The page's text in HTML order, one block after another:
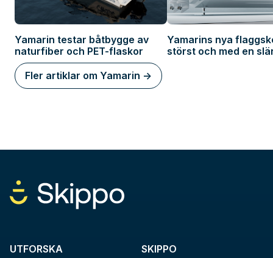
Yamarin testar båtbygge av
naturfiber och PET-flaskor
Yamarins nya
störst och med en
Fler artiklar om Yamarin ->
UTFORSKA SKIPPO